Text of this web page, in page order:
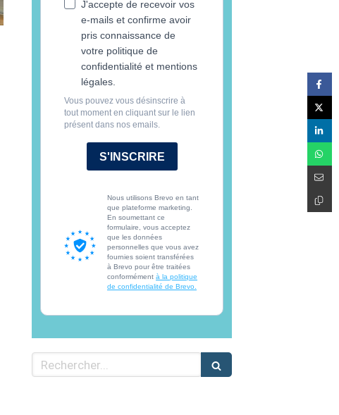
J'accepte de recevoir vos
e-mails et confirme avoir
pris connaissance de
votre politique de
confidentialité et mentions
légales.
Vous pouvez vous désinscrire à
tout moment en cliquant sur le lien
présent dans nos emails.
S'INSCRIRE
Nous utilisons Brevo en tant
que plateforme marketing.
En soumettant ce
formulaire, vous acceptez
que les données
personnelles que vous avez
fournies soient transférées
à Brevo pour être traitées
conformément à la politique
de confidentialité de Brevo.
Rechercher